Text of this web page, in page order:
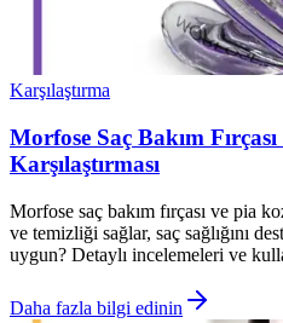
Karşılaştırma
Morfose Saç Bakım
Karşılaştırması
Morfose saç bakım fırçası ve pia
ve temizliği sağlar, saç sağlığını
uygun? Detaylı incelemeleri ve
Daha fazla bilgi edinin